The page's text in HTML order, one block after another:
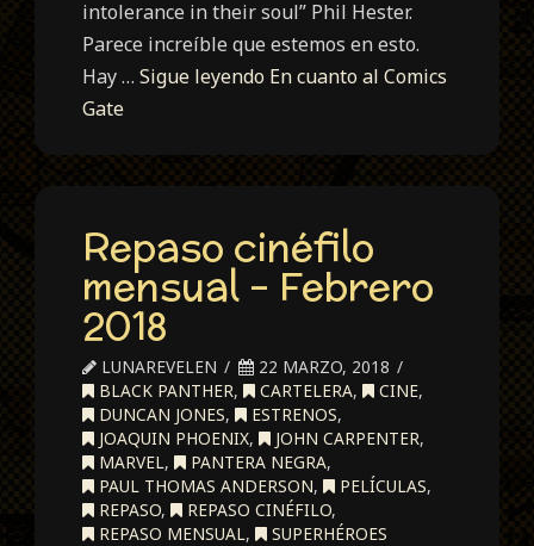
intolerance in their soul” Phil Hester.
Parece increíble que estemos en esto.
Hay …Sigue leyendo En cuanto al Comics
Gate
Repaso cinéfilo
mensual – Febrero
2018
LUNAREVELEN
22 MARZO, 2018
BLACK PANTHER, CARTELERA, CINE,
DUNCAN JONES, ESTRENOS,
JOAQUIN PHOENIX, JOHN CARPENTER,
MARVEL, PANTERA NEGRA,
PAUL THOMAS ANDERSON, PELÍCULAS,
REPASO, REPASO CINÉFILO,
REPASO MENSUAL, SUPERHÉROES